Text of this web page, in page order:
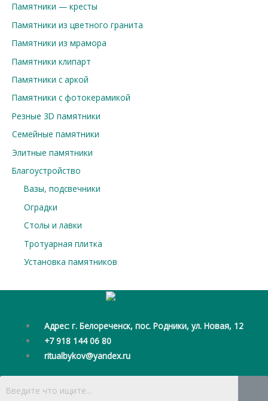
Памятники — кресты
Памятники из цветного гранита
Памятники из мрамора
Памятники клипарт
Памятники с аркой
Памятники с фотокерамикой
Резные 3D памятники
Семейные памятники
Элитные памятники
Благоустройство
Вазы, подсвечники
Оградки
Столы и лавки
Тротуарная плитка
Установка памятников
Адрес: г. Белореченск, пос. Родники, ул. Новая, 12
+7 918 144 06 80
ritualbykov@yandex.ru